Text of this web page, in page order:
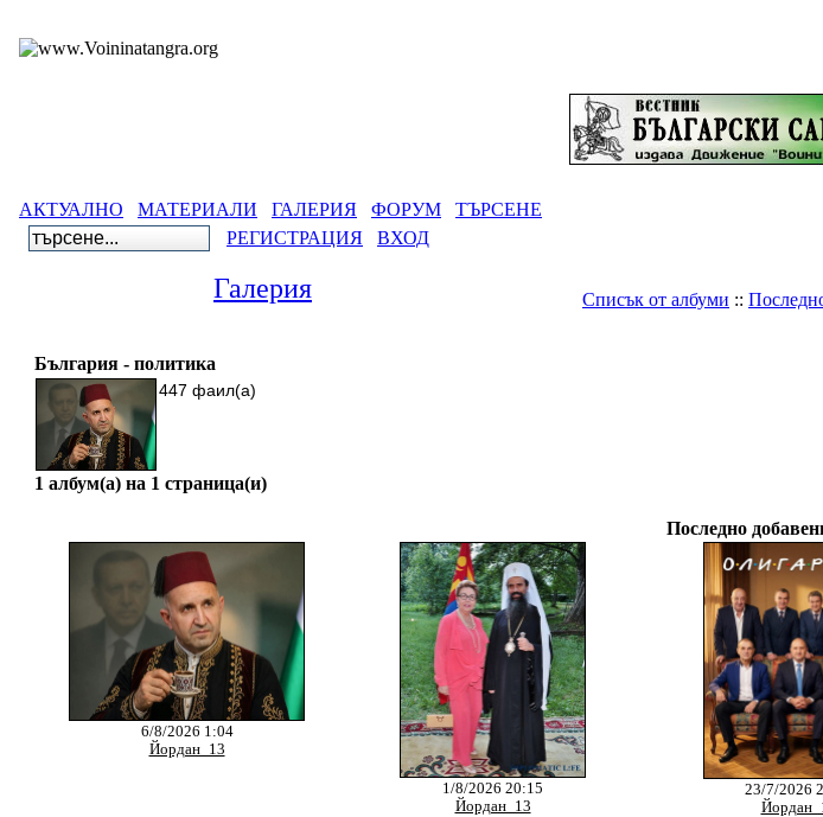
АКТУАЛНО МАТЕРИАЛИ ГАЛЕРИЯ ФОРУМ
ТЪРСЕНЕ
РЕГИСТРАЦИЯ
ВХОД
Галерия Списък от албуми ::
България - политика
447 фаил(а)
1 албум(а) на 1 страница(и)
Последно
6/8/2026 1:04
Йордан_13
1/8/2026 20:15
Йордан_13
23/7/2026